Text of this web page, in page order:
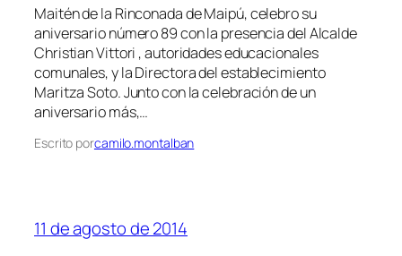
Maitén de la Rinconada de Maipú, celebro su
aniversario número 89 con la presencia del Alcalde
Christian Vittori , autoridades educacionales
comunales, y la Directora del establecimiento
Maritza Soto. Junto con la celebración de un
aniversario más,…
Escrito porcamilo.montalban
11 de agosto de 2014